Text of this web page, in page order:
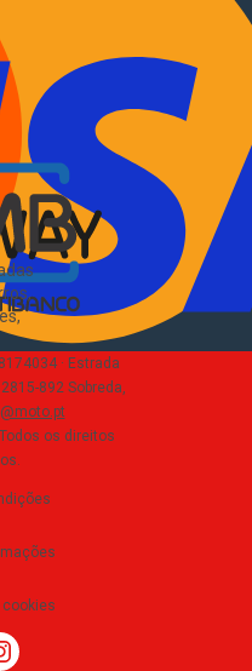
vender
· Estrada
892 Sobreda,
Todos os direitos
.
cookies